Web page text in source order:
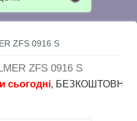
ZFS 0916 S
ZFS 0916 S
, БЕЗКОШТОВНА